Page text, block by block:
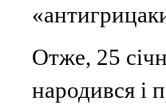
Отже, 25
народився і